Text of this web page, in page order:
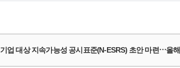
업 대상 지속가능성 공시표준(N-ESRS) 초안 마련⋯올